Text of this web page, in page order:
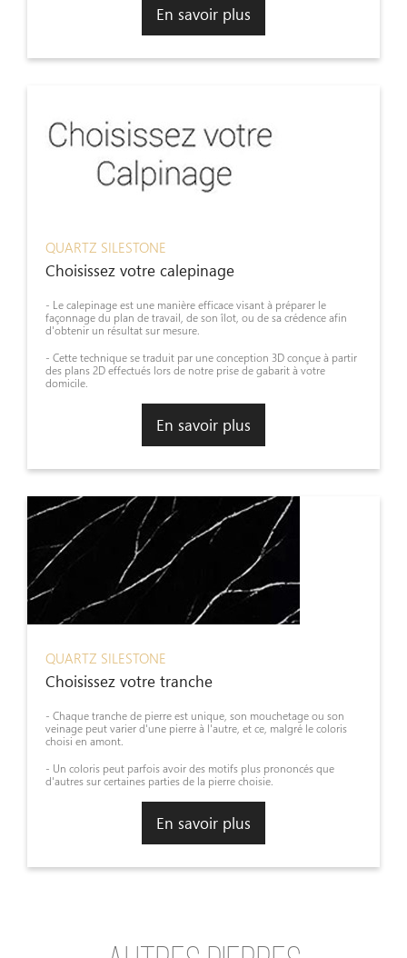
En savoir plus
QUARTZ SILESTONE
Choisissez votre calepinage
- Le calepinage est une manière efficace visant à préparer le
façonnage du plan de travail, de son îlot, ou de sa crédence afin
d'obtenir un résultat sur mesure.
- Cette technique se traduit par une conception 3D conçue à partir
des plans 2D effectués lors de notre prise de gabarit à votre
domicile.
En savoir plus
QUARTZ SILESTONE
Choisissez votre tranche
- Chaque tranche de pierre est unique, son mouchetage ou son
veinage peut varier d'une pierre à l'autre, et ce, malgré le coloris
choisi en amont.
- Un coloris peut parfois avoir des motifs plus prononcés que
d'autres sur certaines parties de la pierre choisie.
En savoir plus